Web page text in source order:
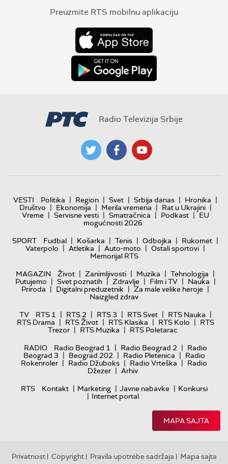
Preuzmite RTS mobilnu aplikaciju
Radio Televizija Srbije
VESTI Politika | Region | Svet | Srbija danas | Hronika |
Društvo | Ekonomija | Merila vremena | Rat u Ukrajini |
Vreme | Servisne vesti | Smatračnica | Podkast | EU
mogućnosti 2026
SPORT
Fudbal | Košarka | Tenis | Odbojka | Rukomet |
Vaterpolo | Atletika | Auto-moto | Ostali sportovi |
Memorijal RTS
MAGAZIN
Život | Zanimljivosti | Muzika | Tehnologija |
Putujemo | Svet poznatih | Zdravlje | Film i TV | Nauka |
Priroda | Digitalni preduzetnik | Za male velike heroje |
Naizgled zdrav
TV
RTS 1 | RTS 2 | RTS 3 | RTS Svet | RTS Nauka |
RTS Drama | RTS Život | RTS Klasika | RTS Kolo | RTS
Trezor | RTS Muzika | RTS Poletarac
RADIO
Radio Beograd 1 | Radio Beograd 2 | Radio
Beograd 3 | Beograd 202 | Radio Pletenica | Radio
Rokenroler | Radio Džuboks | Radio Vrteška | Radio
Džezer | Arhiv
RTS
Kontakt | Marketing | Javne nabavke | Konkursi
| Internet portal
MAPA SAJTA
Privatnost| Copyright| Pravila upotrebe sadržaja | Mapa sajta